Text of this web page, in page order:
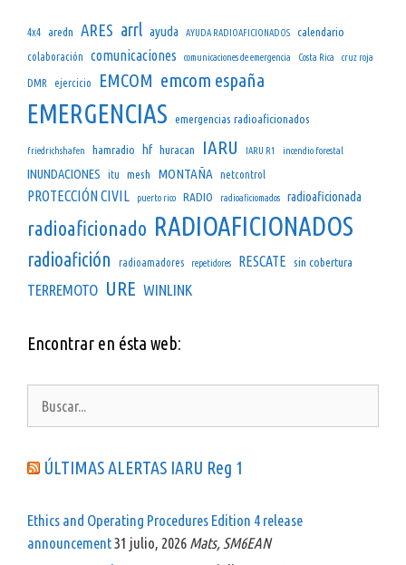
4x4 aredn ARES arrl ayuda AYUDA RADIOAFICIONADOS calendario
colaboración comunicaciones comunicaciones de emergencia Costa Rica cruz roja
DMR ejercicio EMCOM emcom españa
EMERGENCIAS emergencias radioaficionados
friedrichshafen hamradio hf huracan IARU IARU R1 incendio forestal
INUNDACIONES itu mesh MONTAÑA netcontrol
PROTECCIÓN CIVIL puerto rico RADIO radioaficiomados radioaficionada
radioaficionado RADIOAFICIONADOS
radioafición radioamadores repetidores RESCATE sin cobertura
TERREMOTO URE WINLINK
Encontrar en ésta web:
ÚLTIMAS ALERTAS IARU Reg 1
Ethics and Operating Procedures Edition 4 release
announcement31 julio, 2026 Mats, SM6EAN